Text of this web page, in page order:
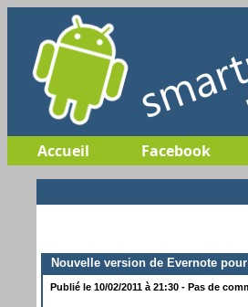
Accueil Facebook
Nouvelle version de Evernote
Publié le 10/02/2011 à 21:30 - Pas de